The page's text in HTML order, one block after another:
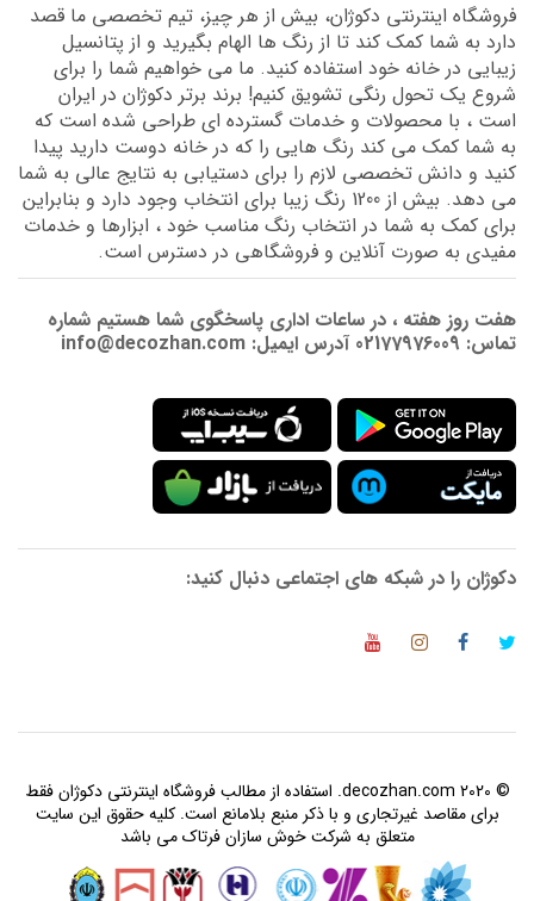
فروشگاه اینترنتی دکوژان، بیش از هر چیز، تیم تخصصی ما قصد
دارد به شما کمک کند تا از رنگ ها الهام بگیرید و از پتانسیل
زیبایی در خانه خود استفاده کنید. ما می خواهیم شما را برای
شروع یک تحول رنگی تشویق کنیم! برند برتر دکوژان در ایران
است ، با محصولات و خدمات گسترده ای طراحی شده است که
به شما کمک می کند رنگ هایی را که در خانه دوست دارید پیدا
کنید و دانش تخصصی لازم را برای دستیابی به نتایج عالی به شما
می دهد. بیش از 1200 رنگ زیبا برای انتخاب وجود دارد و بنابراین
برای کمک به شما در انتخاب رنگ مناسب خود ، ابزارها و خدمات
مفیدی به صورت آنلاین و فروشگاهی در دسترس است.
هفت روز هفته ، در ساعات اداری پاسخگوی شما هستیم شماره
تماس: 02177976009 آدرس ایمیل: info@decozhan.com
دکوژان را در شبکه های اجتماعی دنبال کنید:
© 2020 decozhan.com. استفاده از مطالب فروشگاه اینترنتی دکوژان فقط
برای مقاصد غیرتجاری و با ذکر منبع بلامانع است. کلیه حقوق این سایت
متعلق به شرکت خوش سازان فرتاک می باشد